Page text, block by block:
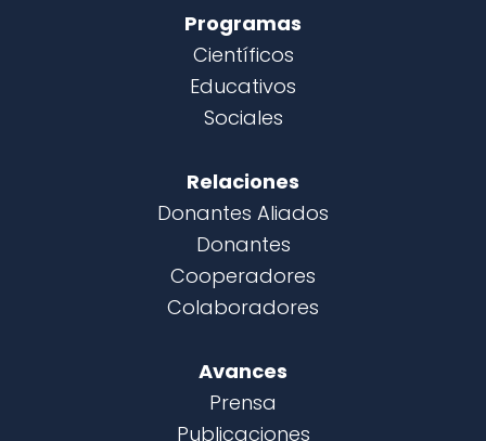
Programas
Científicos
Educativos
Sociales
Relaciones
Donantes Aliados
Donantes
Cooperadores
Colaboradores
Avances
Prensa
Publicaciones